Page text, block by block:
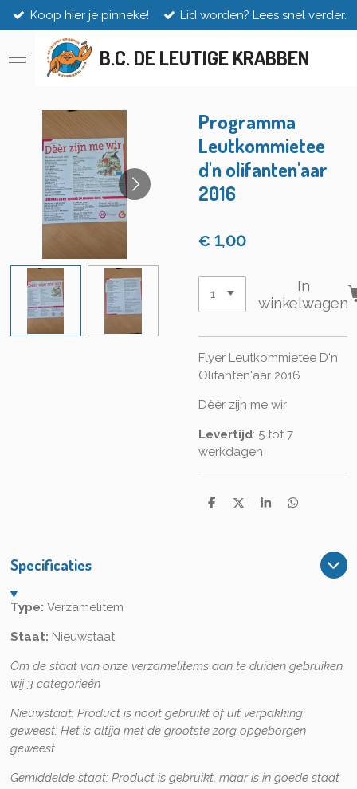
Ga
direct
naar
B.C. DE LEUTIGE KRABBEN
Koop hier je pinneke! Lid worden? Lees snel verder.
Programma
Leutkommietee
d'n olifanten'aar
2016
€ 1,00
In
winkelwagen
Flyer Leutkommietee D'n
Olifanten'aar 2016
Dèèr zijn me wir
Levertijd: 5 tot 7
werkdagen
D
D
S
D
Specificaties
Type: Verzamelitem
Staat: Nieuwstaat
Om de staat van onze verzamelitems aan te duiden gebruiken
wij 3 categorieën
Nieuwstaat:Product is nooit gebruikt of uit verpakking
geweest. Het is altijd met de grootste zorg opgeborgen
geweest.
Gemiddelde staat:Product is gebruikt, maar is in goede staat